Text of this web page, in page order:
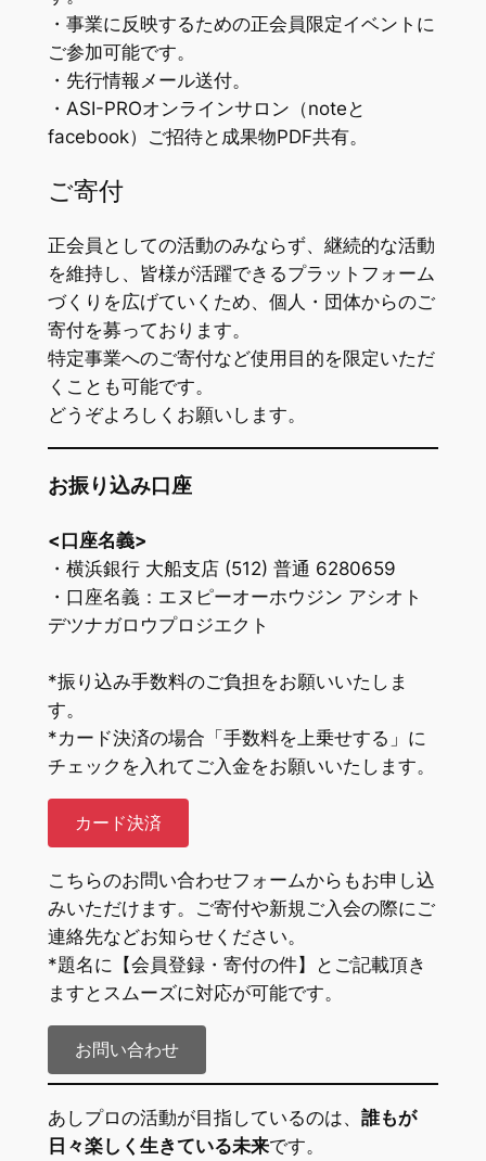
・事業に反映するための正会員限定イベントに
ご参加可能です。
・先行情報メール送付。
・ASI-PROオンラインサロン（noteと
facebook）ご招待と成果物PDF共有。
ご寄付
正会員としての活動のみならず、継続的な活動
を維持し、皆様が活躍できるプラットフォーム
づくりを広げていくため、個人・団体からのご
寄付を募っております。
特定事業へのご寄付など使用目的を限定いただ
くことも可能です。
どうぞよろしくお願いします。
お振り込み口座
<口座名義>
・横浜銀行 大船支店 (512) 普通 6280659
・口座名義：エヌピーオーホウジン アシオト
デツナガロウプロジエクト
*振り込み手数料のご負担をお願いいたしま
す。
*カード決済の場合「手数料を上乗せする」に
チェックを入れてご入金をお願いいたします。
カード決済
こちらのお問い合わせフォームからもお申し込
みいただけます。ご寄付や新規ご入会の際にご
連絡先などお知らせください。
*題名に【会員登録・寄付の件】とご記載頂き
ますとスムーズに対応が可能です。
お問い合わせ
あしプロの活動が目指しているのは、 誰もが
日々楽しく生きている未来です。